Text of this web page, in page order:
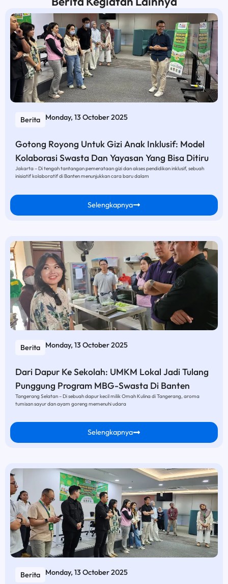
Berita Monday, 13 October 2025
Gotong Royong Untuk Gizi Anak Inklusif: Model
Kolaborasi Swasta Dan Yayasan Yang Bisa Ditiru
Jakarta – Di tengah tantangan pemerataan gizi dan akses pendidikan inklusif, sebuah
inisiatif kolaboratif di Banten menunjukkan cara baru dalam
Selengkapnya
Berita Monday, 13 October 2025
Dari Dapur Ke Sekolah: UMKM Lokal Jadi Tulang
Punggung Program MBG-Swasta Di Banten
Tangerang Selatan – Di sebuah dapur kecil milik Omah Kulina di Tangerang, aroma
tumisan sayur dan ayam goreng memenuhi udara
Selengkapnya
Berita Monday, 13 October 2025